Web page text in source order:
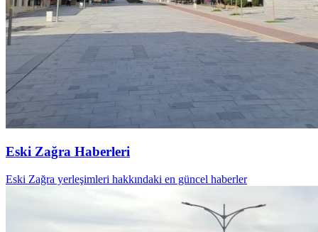
Eski Zağra Haberleri
Eski Zağra yerleşimleri hakkındaki en güncel haberler